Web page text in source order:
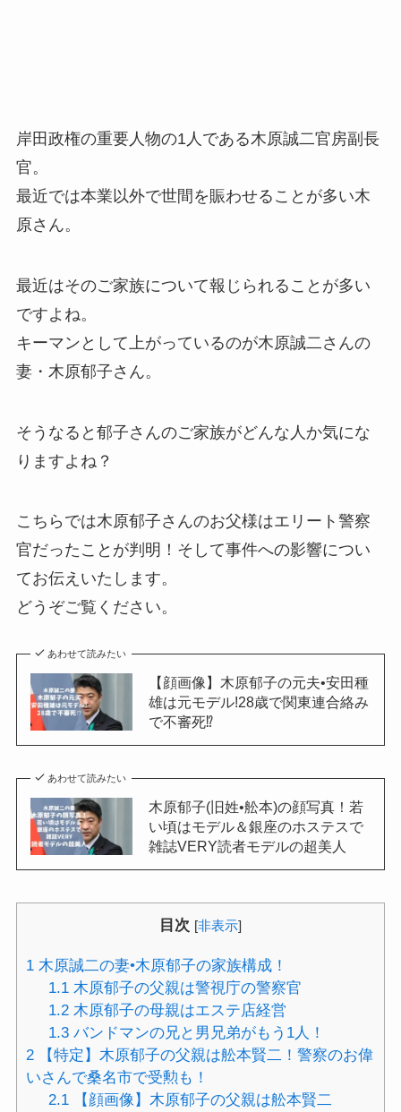
岸田政権の重要人物の1人である木原誠二官房副長
官。
最近では本業以外で世間を賑わせることが多い木
原さん。
最近はそのご家族について報じられることが多い
ですよね。
キーマンとして上がっているのが木原誠二さんの
妻・木原郁子さん。
そうなると郁子さんのご家族がどんな人か気にな
りますよね？
こちらでは木原郁子さんのお父様はエリート警察
官だったことが判明！そして事件への影響につい
てお伝えいたします。
どうぞご覧ください。
あわせて読みたい
【顔画像】木原郁子の元夫•安田種
雄は元モデル!28歳で関東連合絡み
で不審死⁉︎
あわせて読みたい
木原郁子(旧姓•舩本)の顔写真！若
い頃はモデル＆銀座のホステスで
雑誌VERY読者モデルの超美人
目次 [非表示]
1木原誠二の妻•木原郁子の家族構成！
1.1 木原郁子の父親は警視庁の警察官
1.2 木原郁子の母親はエステ店経営
1.3 バンドマンの兄と男兄弟がもう1人！
2【特定】木原郁子の父親は舩本賢二！警察のお偉
いさんで桑名市で受勲も！
2.1 【顔画像】木原郁子の父親は舩本賢二